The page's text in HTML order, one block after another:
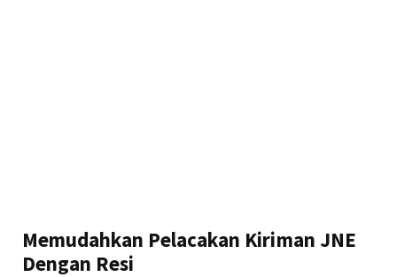
Memudahkan Pelacakan Kiriman JNE
Dengan Resi